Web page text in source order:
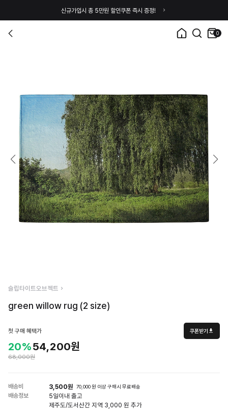
신규가입시 총 5만원 할인쿠폰 즉시 증정!
0
슬립타이트오브젝트
green willow rug (2 size)
첫 구매 혜택가 쿠폰받기
20%54,200원
68,000원
배송비 3,500원 70,000 원 이상 구매시 무료배송
배송정보 5일이내 출고
제주도/도서산간 지역 3,000 원 추가